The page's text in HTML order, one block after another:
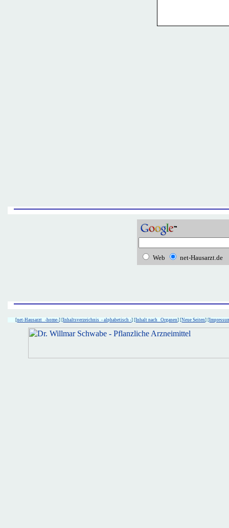
Web net-Hausarzt.de
[net-Hausarzt -home-] [Inhaltsverzeichnis - alphabetisch -] [Inhalt nach Organen] [Neue Seiten] [